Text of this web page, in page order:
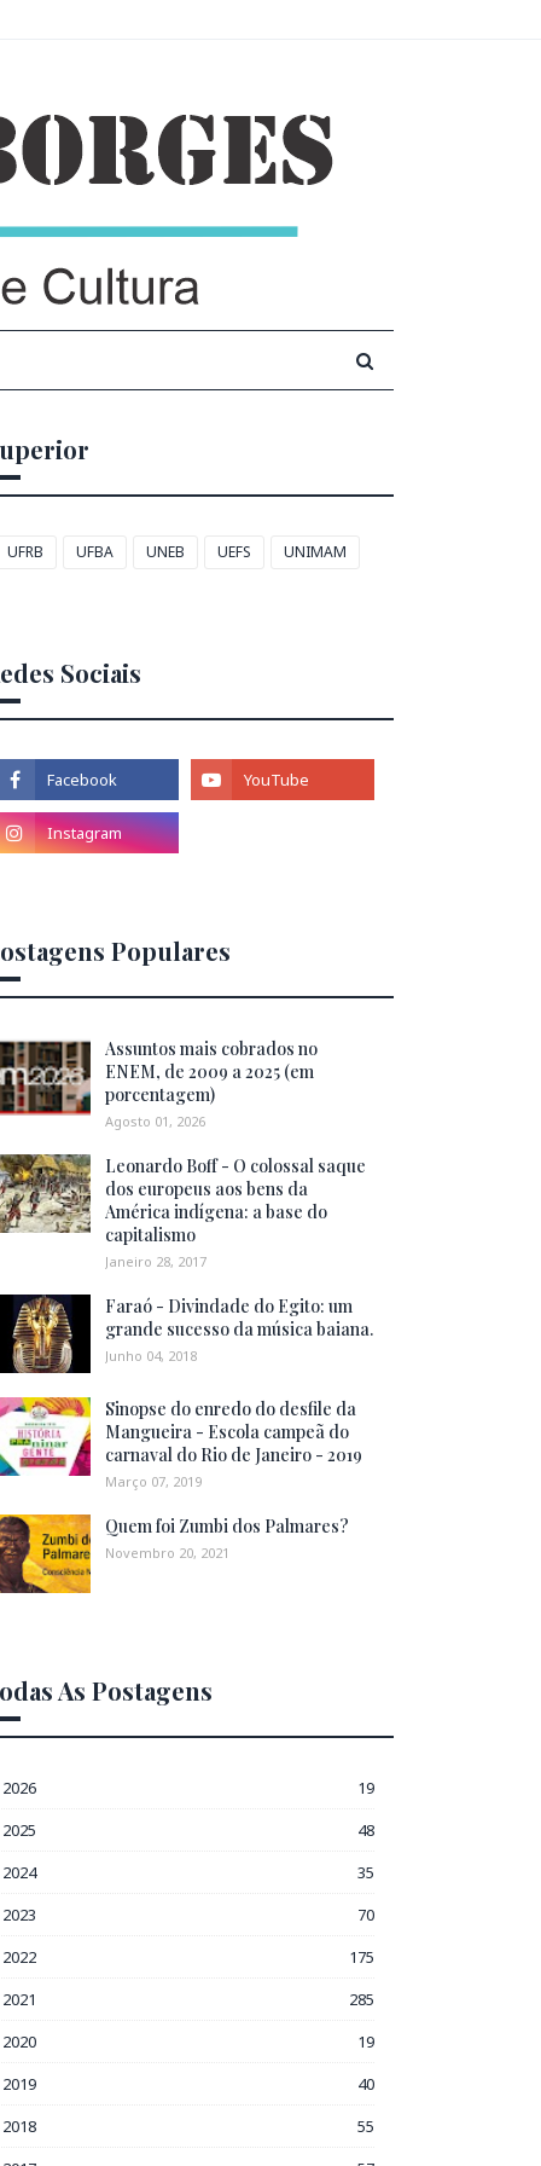
UFRB UFBA UNEB UEFS UNIMAM
Sociais
Populares
Assuntos mais cobrados no
ENEM, de 2009 a 2025 (em
porcentagem)
Agosto 01, 2026
Leonardo Boff - O colossal saque
dos europeus aos bens da
América indígena: a base do
capitalismo
Janeiro 28, 2017
Faraó - Divindade do Egito: um
grande sucesso da música baiana.
Junho 04, 2018
Sinopse do enredo do desfile da
Mangueira - Escola campeã do
carnaval do Rio de Janeiro - 2019
Março 07, 2019
Quem foi Zumbi dos Palmares?
Novembro 20, 2021
As Postagens
2026
19
2025
48
2024
35
2023
70
2022
175
2021
285
2020
19
2019
40
2018
55